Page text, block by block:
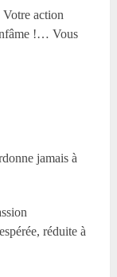
Votre action
!… Vous
jamais à
réduite à